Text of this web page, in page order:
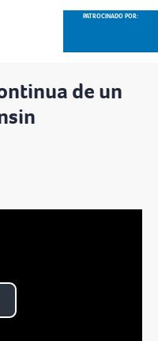
PATROCINADO POR:
de un